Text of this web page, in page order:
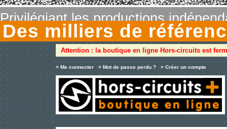
Privilégiant les productions
Des milliers de
Attention : la boutique en ligne Hors-circuits est
> Me connecter > Mot de passe perdu ? > Créer un compte